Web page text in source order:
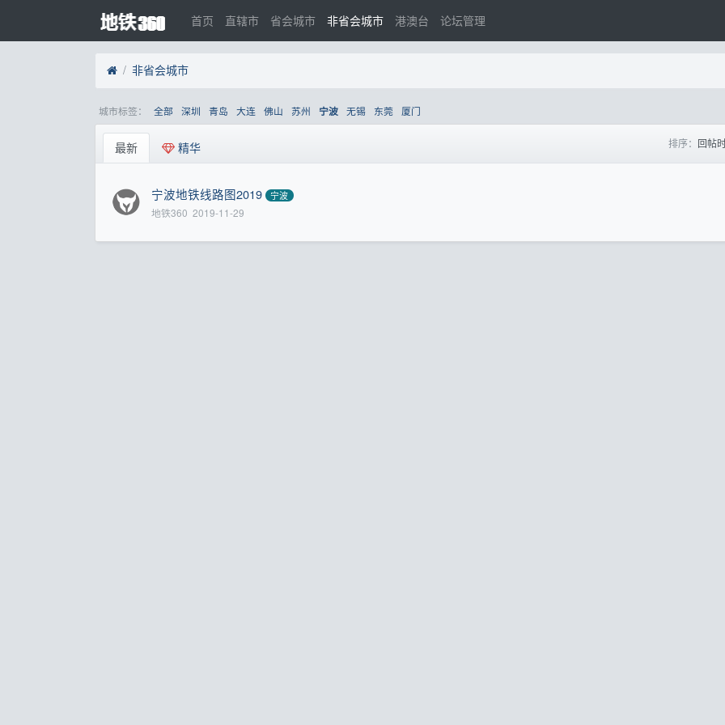
首页 直辖市 省会城市 非省会城市 港澳台 论坛管理
非省会城市
城市标签： 全部 深圳 青岛 大连 佛山 苏州 宁波 无锡 东莞 厦门
最新 精华 排序： 回帖
宁波地铁线路图2019 宁波
地铁360 2019-11-29